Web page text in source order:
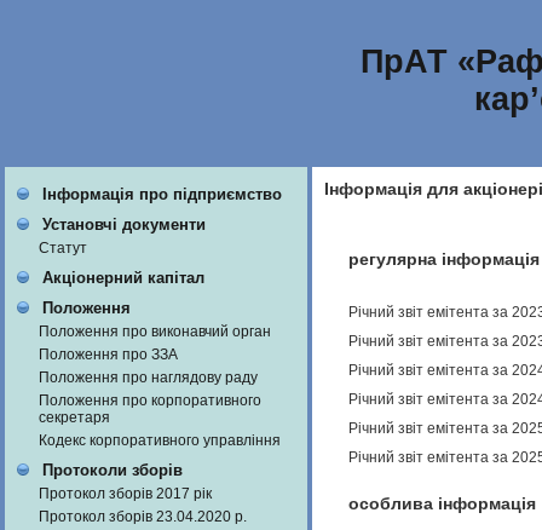
ПрАТ
Інформація про підприємство
Установчі документи
Статут
Акціонерний капітал
Положення
Положення про виконавчий орган
Положення про ЗЗА
Положення про наглядову раду
Положення про корпоративного
секретаря
Кодекс корпоративного управління
Протоколи зборів
Протокол зборів 2017 рік
Протокол зборів 23.04.2020 р.
Інформація для
регулярна інформація
Річний звіт емітента за
Річний звіт емітента за
Річний звіт емітента за
Річний звіт емітента за
Річний звіт емітента за
Річний звіт емітента за
особлива інформація